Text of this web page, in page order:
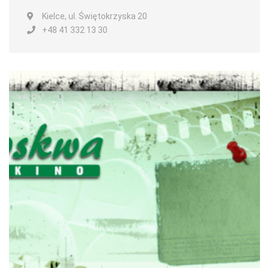
Kielce, ul. Świętokrzyska 20
+48 41 332 13 30